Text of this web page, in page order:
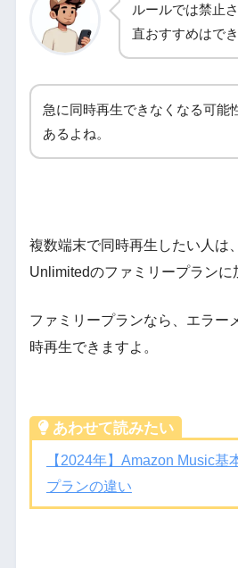
ルールでは禁止
直おすすめはでき
急に同時再生できなくなる可能
あるよね。
複数端末で同時再生したい人は
Unlimitedのファミリープランに
ファミリープランなら、エラー
時再生できますよ。
あわせて読みたい
【2024年】Amazon Music基
プランの違い